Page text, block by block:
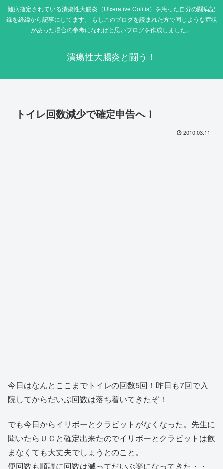
難病指定されている潰瘍性大腸炎（Ulcerative Colitis）を患った自分の闘病記
録を経緯から記事にしてます。 もしこのブログを読まれた方で同じような症状
があった場合の参考になればと思いブログを作成しました。
潰瘍性大腸炎と闘う！
トイレ回数減少で確定申告へ！
2010.03.11
今日はなんとここまでトイレの回数5回！昨日も7回で入
院してからだいぶ回数は落ち着いてきたぞ！
でも今日からイリボーとクラビットがなくなった。先生に
聞いたらＵＣと確定出来たのでイリボーとクラビットは飲
まなくても大丈夫でしょうとのこと。
便回数も順調に回数は減ってだいぶ楽になってきた・・